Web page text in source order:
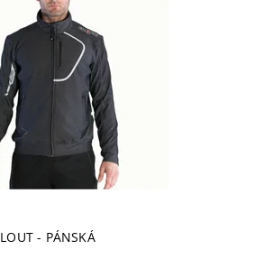
- PÁNSKÁ